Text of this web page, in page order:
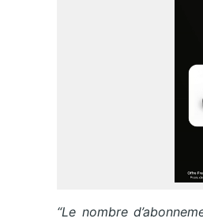
“Le nombre